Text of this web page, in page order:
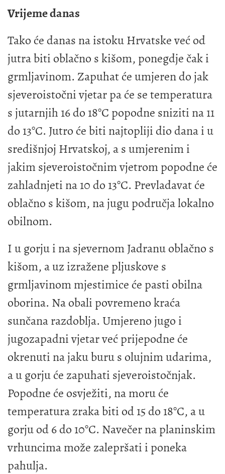
Vrijeme danas
Tako će danas na istoku Hrvatske već od
jutra biti oblačno s kišom, ponegdje čak i
grmljavinom. Zapuhat će umjeren do jak
sjeveroistočni vjetar pa će se temperatura
s jutarnjih 16 do 18°C popodne sniziti na 11
do 13°C. Jutro će biti najtopliji dio dana i u
središnjoj Hrvatskoj, a s umjerenim i
jakim sjeveroistočnim vjetrom popodne će
zahladnjeti na 10 do 13°C. Prevladavat će
oblačno s kišom, na jugu područja lokalno
obilnom.
I u gorju i na sjevernom Jadranu oblačno s
kišom, a uz izražene pljuskove s
grmljavinom mjestimice će pasti obilna
oborina. Na obali povremeno kraća
sunčana razdoblja. Umjereno jugo i
jugozapadni vjetar već prijepodne će
okrenuti na jaku buru s olujnim udarima,
a u gorju će zapuhati sjeveroistočnjak.
Popodne će osvježiti, na moru će
temperatura zraka biti od 15 do 18°C, a u
gorju od 6 do 10°C. Navečer na planinskim
vrhuncima može zalepršati i poneka
pahulja.